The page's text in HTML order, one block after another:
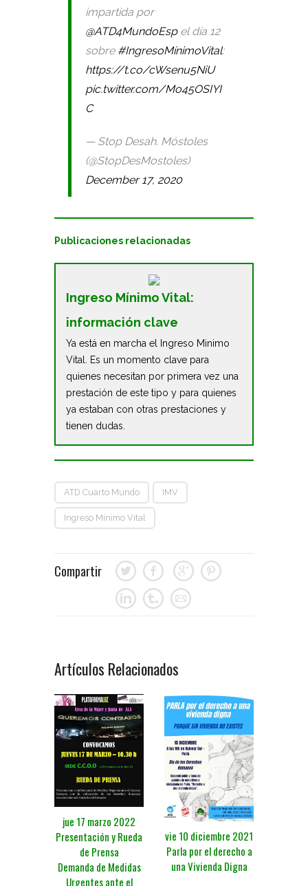
impartida por
@ATD4MundoEspel día 12
sobre #IngresoMínimoVital:
https://t.co/cWsenu5NiU
pic.twitter.com/Mo45OSIYI
C
— Stop Desah. Móstoles
(@StopDesMostoles)
December 17, 2020
Publicaciones relacionadas
Ingreso Mínimo Vital:
información clave
Ya está en marcha el Ingreso Minimo
Vital. Es un momento clave para
quienes necesitan por primera vez una
prestación de este tipo y para quienes
ya estaban con otras prestaciones y
tienen dudas.
ATD Cuarto Mundo IMV
Ingreso Mínimo Vital
Compartir
Artículos Relacionados
jue 17 marzo 2022
Presentación y Rueda
de Prensa
Demanda de Medidas
Urgentes ante el
vie 10 diciembre 2021
Parla por el derecho a
una Vivienda Digna